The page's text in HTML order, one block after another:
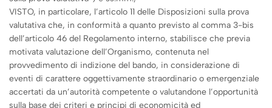
VISTO, in particolare, l’articolo 11 delle Disposizioni sulla prova
valutativa che, in conformità a quanto previsto al comma 3-bis
dell’articolo 46 del Regolamento interno, stabilisce che previa
motivata valutazione dell’Organismo, contenuta nel
provvedimento di indizione del bando, in considerazione di
eventi di carattere oggettivamente straordinario o emergenziale
accertati da un’autorità competente o valutandone l’opportunità
sulla base dei criteri e principi di economicità ed